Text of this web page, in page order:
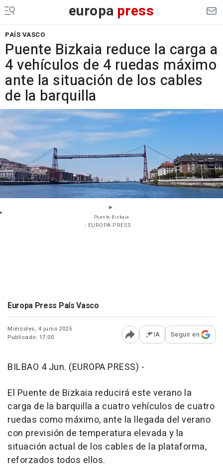
europa press
PAÍS VASCO
Puente Bizkaia reduce la carga a
4 vehículos de 4 ruedas máximo
ante la situación de los cables
de la barquilla
Puente Bizkaia
- EUROPA PRESS
Europa Press País Vasco
Miércoles, 4 junio 2025
Publicado: 17:00
Abrir opciones para
IA Seguir en
BILBAO 4 Jun. (EUROPA PRESS) -
El Puente de Bizkaia reducirá este verano la
carga de la barquilla a cuatro vehículos de cuatro
ruedas como máximo, ante la llegada del verano
con previsión de temperatura elevada y la
situación actual de los cables de la plataforma,
reforzados todos ellos.